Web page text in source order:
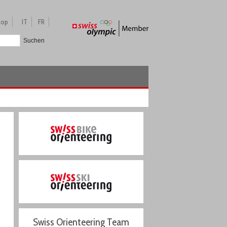
IT FR
Suchen
Swiss Orienteering Team